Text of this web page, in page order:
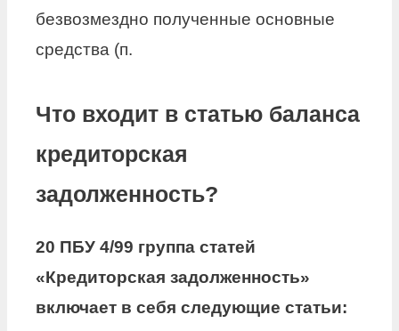
безвозмездно полученные основные
средства (п.
Что входит в статью баланса
кредиторская
задолженность?
20 ПБУ 4/99 группа статей
«Кредиторская задолженность»
включает в себя следующие статьи: